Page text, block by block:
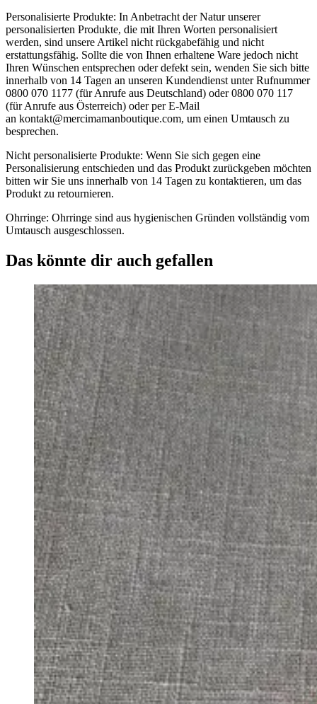
Personalisierte Produkte: In Anbetracht der Natur unserer
personalisierten Produkte, die mit Ihren Worten personalisiert
werden, sind unsere Artikel nicht rückgabefähig und nicht
erstattungsfähig. Sollte die von Ihnen erhaltene Ware jedoch nicht
Ihren Wünschen entsprechen oder defekt sein, wenden Sie sich bitte
innerhalb von 14 Tagen an unseren Kundendienst unter Rufnummer
0800 070 1177 (für Anrufe aus Deutschland) oder 0800 070 117
(für Anrufe aus Österreich) oder per E-Mail
an kontakt@mercimamanboutique.com, um einen Umtausch zu
besprechen.
Nicht personalisierte Produkte: Wenn Sie sich gegen eine
Personalisierung entschieden und das Produkt zurückgeben möchten
bitten wir Sie uns innerhalb von 14 Tagen zu kontaktieren, um das
Produkt zu retournieren.
Ohrringe: Ohrringe sind aus hygienischen Gründen vollständig vom
Umtausch ausgeschlossen.
Das könnte dir auch gefallen